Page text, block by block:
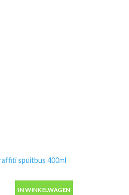
spuitbus 400ml
spuitbus 400ml aantal
IN WINKELWAGEN